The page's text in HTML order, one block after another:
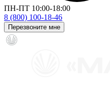
ПН-ПТ 10:00-18:00
8 (800) 100-18-46
Перезвоните мне